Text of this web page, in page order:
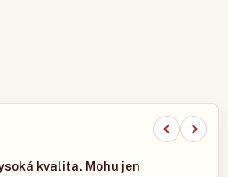
kvalita. Mohu jen